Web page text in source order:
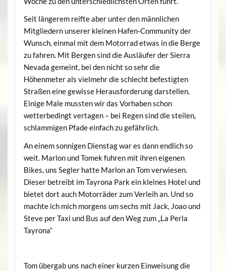
Seit längerem reifte aber unter den männlichen
Mitgliedern unserer kleinen Hafen-Community der
Wunsch, einmal mit dem Motorrad etwas in die Berge
zu fahren. Mit Bergen sind die Ausläufer der Sierra
Nevada gemeint, bei den nicht so sehr die
Höhenmeter als vielmehr die schlecht befestigten
Straßen eine gewisse Herausforderung darstellen.
Einige Male mussten wir das Vorhaben schon
wetterbedingt vertagen – bei Regen sind die steilen,
schlammigen Pfade einfach zu gefährlich.
An einem sonnigen Dienstag war es dann endlich so
weit. Marlon und Tomek fuhren mit ihren eigenen
Bikes, uns Segler hatte Marlon an Tom verwiesen.
Dieser betreibt im Tayrona Park ein kleines Hotel und
bietet dort auch Motorräder zum Verleih an. Und so
machte ich mich morgens um sechs mit Jack, Joao und
Steve per Taxi und Bus auf den Weg zum „La Perla
Tayrona“
Tom übergab uns nach einer kurzen Einweisung die